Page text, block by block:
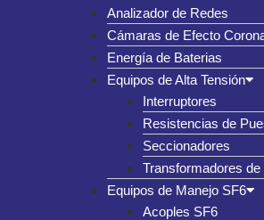
Analizador de Redes
Cámaras de Efecto
Energía de Baterias
Equipos de Alta Tensión
Interruptores
Resistencias de
Seccionadores
Transformadores
Equipos de Manejo SF6
Acoples SF6